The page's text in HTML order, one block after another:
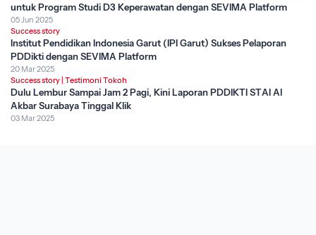
untuk Program Studi D3 Keperawatan dengan SEVIMA Platform
05 Jun 2025
Success story
Institut Pendidikan Indonesia Garut (IPI Garut) Sukses Pelaporan
PDDikti dengan SEVIMA Platform
20 Mar 2025
Success story | Testimoni Tokoh
Dulu Lembur Sampai Jam 2 Pagi, Kini Laporan PDDIKTI STAI Al
Akbar Surabaya Tinggal Klik
03 Mar 2025